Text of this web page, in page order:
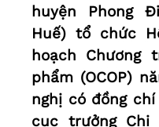
huyện Phong
Huế) tổ chức
hoạch Chương
phẩm (OCOP)
nghị có đồng
cục trưởng Chi